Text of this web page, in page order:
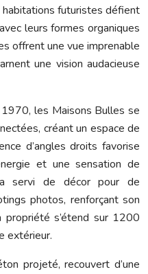
habitations futuristes défient
leurs formes organiques
offrent une vue imprenable
une vision audacieuse
les Maisons Bulles se
créant un espace de
d’angles droits favorise
et une sensation de
servi de décor pour de
photos, renforçant son
propriété s’étend sur 1200
extérieur.
projeté, recouvert d’une